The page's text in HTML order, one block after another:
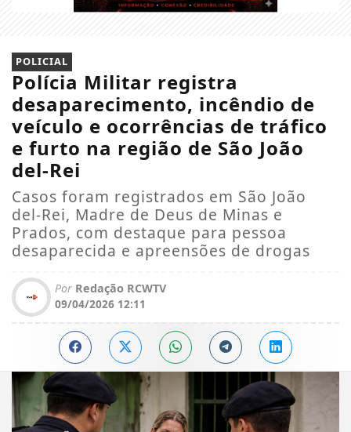
POLICIAL
Polícia Militar registra
desaparecimento, incêndio de
veículo e ocorrências de tráfico
e furto na região de São João
del-Rei
Casos foram registrados em São João
del-Rei, Madre de Deus de Minas e
Prados, com destaque para pessoa
desaparecida e apreensões de drogas
Por Redação RCWTV
09/04/2026 12:11